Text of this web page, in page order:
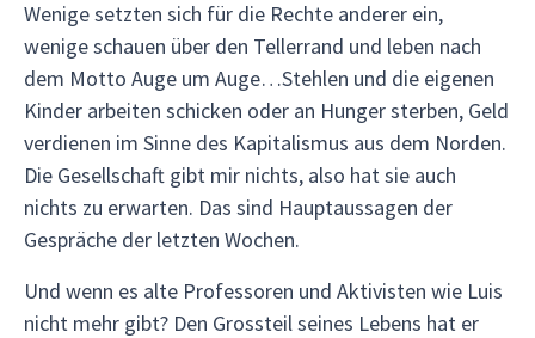
Wenige setzten sich für die Rechte anderer ein,
wenige schauen über den Tellerrand und leben nach
dem Motto Auge um Auge…Stehlen und die eigenen
Kinder arbeiten schicken oder an Hunger sterben, Geld
verdienen im Sinne des Kapitalismus aus dem Norden.
Die Gesellschaft gibt mir nichts, also hat sie auch
nichts zu erwarten. Das sind Hauptaussagen der
Gespräche der letzten Wochen.
Und wenn es alte Professoren und Aktivisten wie Luis
nicht mehr gibt? Den Grossteil seines Lebens hat er